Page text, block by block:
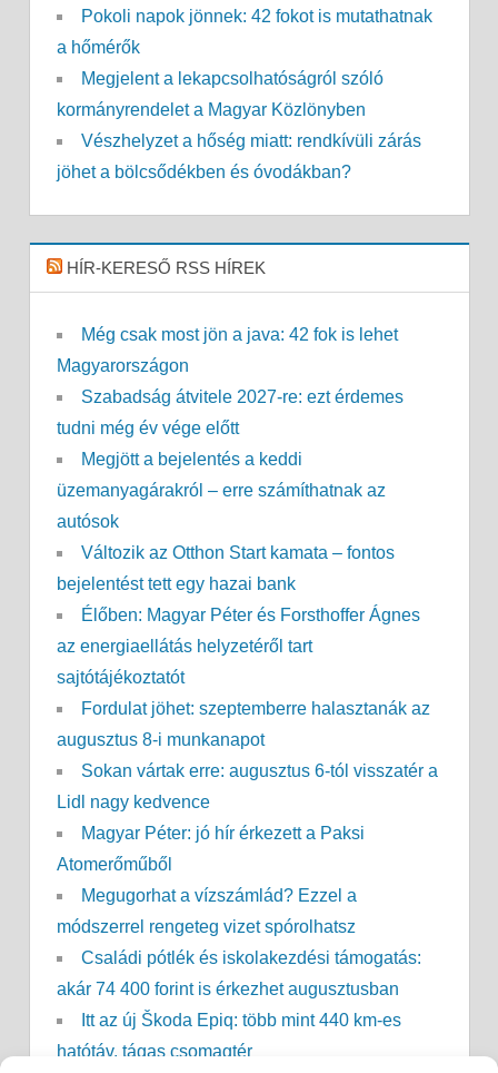
Pokoli napok jönnek: 42 fokot is mutathatnak
a hőmérők
Megjelent a lekapcsolhatóságról szóló
kormányrendelet a Magyar Közlönyben
Vészhelyzet a hőség miatt: rendkívüli zárás
jöhet a bölcsődékben és óvodákban?
HÍR-KERESŐ RSS HÍREK
Még csak most jön a java: 42 fok is lehet
Magyarországon
Szabadság átvitele 2027-re: ezt érdemes
tudni még év vége előtt
Megjött a bejelentés a keddi
üzemanyagárakról – erre számíthatnak az
autósok
Változik az Otthon Start kamata – fontos
bejelentést tett egy hazai bank
Élőben: Magyar Péter és Forsthoffer Ágnes
az energiaellátás helyzetéről tart
sajtótájékoztatót
Fordulat jöhet: szeptemberre halasztanák az
augusztus 8-i munkanapot
Sokan vártak erre: augusztus 6-tól visszatér a
Lidl nagy kedvence
Magyar Péter: jó hír érkezett a Paksi
Atomerőműből
Megugorhat a vízszámlád? Ezzel a
módszerrel rengeteg vizet spórolhatsz
Családi pótlék és iskolakezdési támogatás:
akár 74 400 forint is érkezhet augusztusban
Itt az új Škoda Epiq: több mint 440 km-es
hatótáv, tágas csomagtér